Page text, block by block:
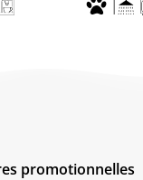
promotionnelles